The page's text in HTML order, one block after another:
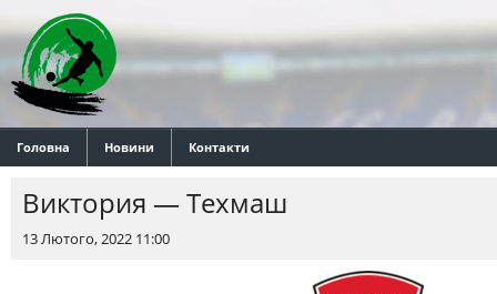
Головна Новини Контакти
Виктория — Техмаш
13 Лютого, 2022 11:00